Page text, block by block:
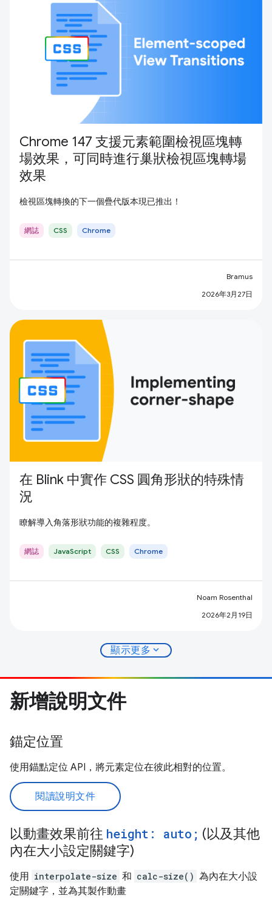
Chrome 147 支援元素範圍檢視區塊轉
場效果，可同時進行巢狀檢視區塊轉場
效果
檢視區塊轉換的下一個疊代版本現已推出！
網誌 CSS Chrome
Bramus
2026年3月27日
在 Blink 中實作 CSS 圓角形狀的特殊情
況
瞭解導入角落形狀功能的複雜程度。
網誌 JavaScript CSS Chrome
Noam Rosenthal
2026年2月19日
顯示更多 expand_more
新增說明文件
錨定位置
使用錨點定位 API，將元素定位在彼此相對的位置。
閱讀說明文件
以動畫效果前往 height: auto; (以及其他
內在大小設定關鍵字)
使用 interpolate-size 和 calc-size() 為內在大小設
定關鍵字，並為其製作動畫